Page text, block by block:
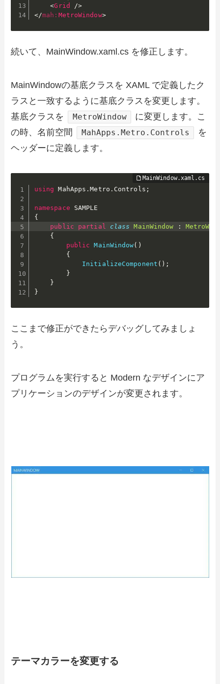
<Grid
/>
</mah: MetroWindow>
続いて、MainWindow.xaml.cs を修正します。
MainWindowの基底クラスを XAML で定義したク
ラスと一致するように基底クラスを変更します。
基底クラスを
MetroWindow
に変更します。こ
の時、名前空間
MahApps.Metro.Controls
を
ヘッダーに定義します。
using MahApps .Metro . Controls ;
namespace
{
public
partial class MainWindow :
{
public
MainWindow( )
{
InitializeComponent ( ) ;
}
}
}
ここまで修正ができたらデバッグしてみましょ
う。
プログラムを実行すると Modern なデザインにア
プリケーションのデザインが変更されます。
テーマカラーを変更する